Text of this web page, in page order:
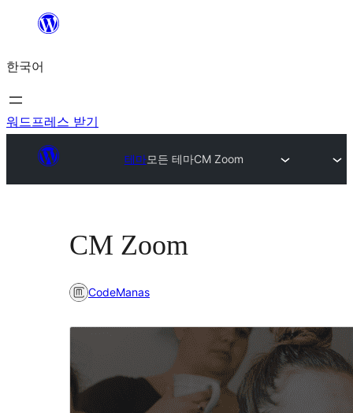
츠
로
바
기
한국어
워드프레스 받기
테마모든 테마CM Zoom
CM Zoom
CodeManas